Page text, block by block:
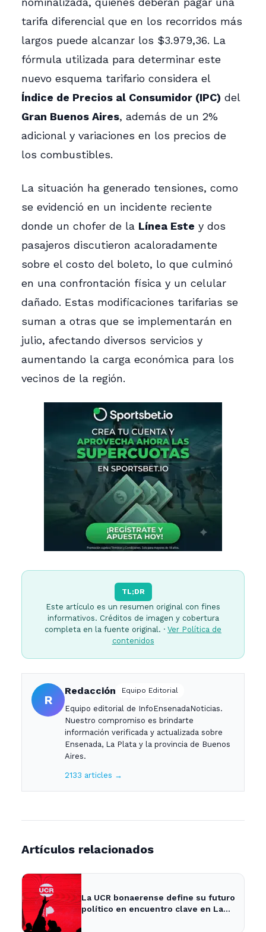
tarifa diferencial que en los recorridos más
largos puede alcanzar los $3.979,36. La
fórmula utilizada para determinar este
nuevo esquema tarifario considera el
Índice de Precios al Consumidor (IPC) del
Gran Buenos Aires, además de un 2%
adicional y variaciones en los precios de
los combustibles.
La situación ha generado tensiones, como
se evidenció en un incidente reciente
donde un chofer de la Línea Este y dos
pasajeros discutieron acaloradamente
sobre el costo del boleto, lo que culminó
en una confrontación física y un celular
dañado. Estas modificaciones tarifarias se
suman a otras que se implementarán en
julio, afectando diversos servicios y
aumentando la carga económica para los
vecinos de la región.
TL;DR
Este artículo es un resumen original con fines
informativos. Créditos de imagen y cobertura
completa en la fuente original. · Ver Política de
contenidos
R
Redacción Equipo Editorial
Equipo editorial de InfoEnsenadaNoticias.
Nuestro compromiso es brindarte
información verificada y actualizada sobre
Ensenada, La Plata y la provincia de Buenos
Aires.
2133 articles →
Artículos relacionados
La UCR bonaerense define su futuro
político en encuentro clave en La